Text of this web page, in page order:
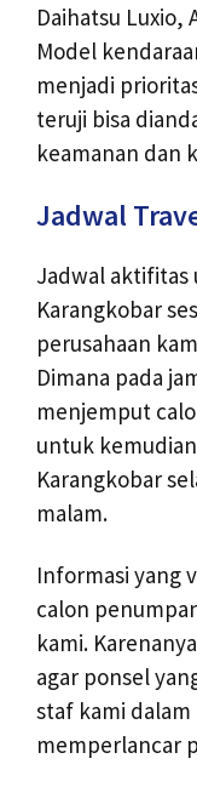
Daihatsu Luxio,
Model
menjadi
teruji bisa
keamanan dan
Jadwal
Jadwal
Karangkobar
perusahaan
Dimana pada
menjemput
untuk
Karangkobar
malam.
Informasi yang
calon
kami.
agar ponsel
staf kami dalam
memperlancar